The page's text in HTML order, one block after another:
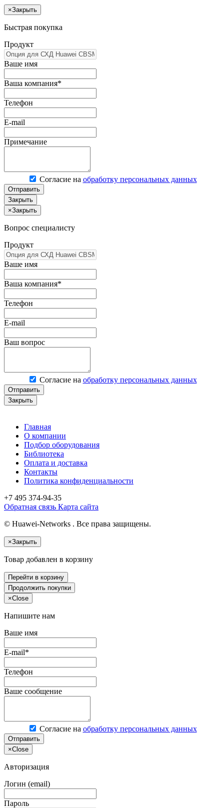
×Закрыть
Быстрая покупка
Продукт
Ваше имя
Ваша компания*
Телефон
E-mail
Примечание
Согласие на обработку персональных данных
Отправить
Закрыть
×Закрыть
Вопрос специалисту
Продукт
Ваше имя
Ваша компания*
Телефон
E-mail
Ваш вопрос
Согласие на обработку персональных данных
Отправить
Закрыть
Главная
О компании
Подбор оборудования
Библиотека
Оплата и доставка
Контакты
Политика конфиденциальности
+7 495 374-94-35
Обратная связь Карта сайта
© Huawei-Networks . Все права защищены.
×Закрыть
Товар добавлен в корзину
Перейти в корзину
Продолжить покупки
×Close
Напишите нам
Ваше имя
E-mail*
Телефон
Ваше сообщение
Согласие на обработку персональных данных
Отправить
×Close
Авторизация
Логин (email)
Пароль